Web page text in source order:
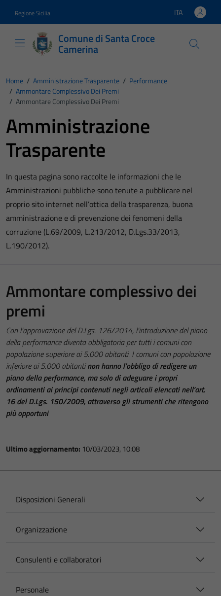
Regione Sicilia Lingua attiva:
ITA
Comune di Santa Croce
Camerina
Home / Amministrazione Trasparente / Performance
/ Ammontare Complessivo Dei Premi
/ Ammontare Complessivo Dei Premi
Amministrazione
Trasparente
In questa pagina sono raccolte le informazioni che le
Amministrazioni pubbliche sono tenute a pubblicare nel
proprio sito internet nell’ottica della trasparenza, buona
amministrazione e di prevenzione dei fenomeni della
corruzione (L.69/2009, L.213/2012, D.Lgs.33/2013,
L.190/2012).
Ammontare complessivo dei
premi
Con l’approvazione del D.Lgs. 126/2014, l’introduzione del piano
della performance diventa obbligatoria per tutti i comuni con
popolazione superiore ai 5.000 abitanti. I comuni con popolazione
inferiore ai 5.000 abitantinon hanno l’obbligo di redigere un
piano della performance, ma solo di adeguare i propri
ordinamenti ai principi contenuti negli articoli elencati nell’art.
16 del D.Lgs. 150/2009, attraverso gli strumenti che ritengono
più opportuni
Ultimo aggiornamento: 10/03/2023, 10:08
Disposizioni Generali
Organizzazione
Consulenti e collaboratori
Personale